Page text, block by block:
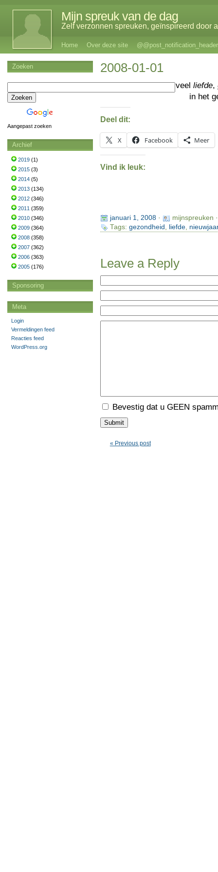
Mijn spreuk van de dag
Zelf verzonnen spreuken, geïnspireerd door
Home Over deze site @@post_notification_header
2008-01-01
Iedereen veelliefde,
in het
Deel dit:
X Facebook Meer
Vind ik leuk:
januari 1, 2008·
mijnspreuken
Tags: gezondheid , liefde,
Leave a Reply
Bevestig dat u GEEN
« Previous post
Zoeken
Aangepast zoeken
Archief
2019 (1)
2015 (3)
2014 (5)
2013 (134)
2012 (346)
2011 (359)
2010 (346)
2009 (364)
2008 (358)
2007 (362)
2006 (363)
2005 (176)
Sponsoring
Meta
Login
Vermeldingen feed
Reacties feed
WordPress.org